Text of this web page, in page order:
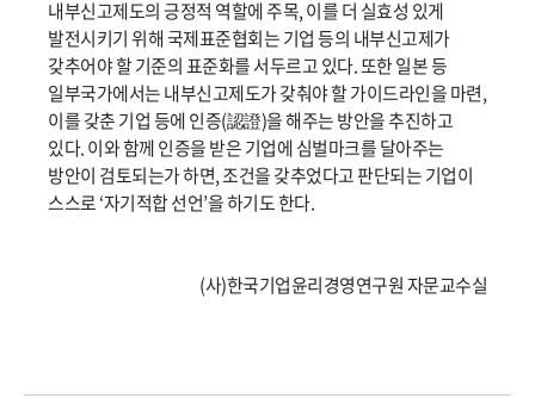
내부신고제도의 긍정적 역할에 주목, 이를 더 실효성 있게
발전시키기 위해 국제표준협회는 기업 등의 내부신고제가
갖추어야 할 기준의 표준화를 서두르고 있다. 또한 일본 등
일부국가에서는 내부신고제도가 갖춰야 할 가이드라인을 마련,
이를 갖춘 기업 등에 인증(認證)을 해주는 방안을 추진하고
있다. 이와 함께 인증을 받은 기업에 심벌마크를 달아주는
방안이 검토되는가 하면, 조건을 갖추었다고 판단되는 기업이
스스로 ‘자기적합 선언’을 하기도 한다.
(사)한국기업윤리경영연구원 자문교수실